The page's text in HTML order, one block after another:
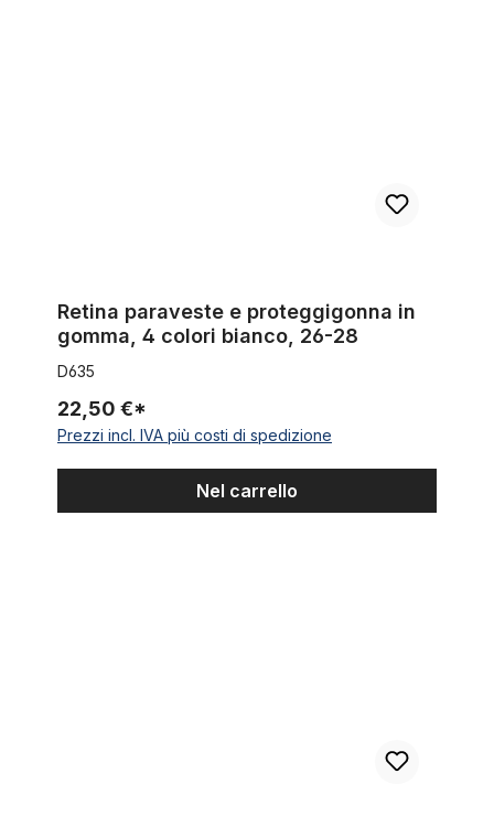
Retina paraveste e proteggigonna in
gomma, 4 colori bianco, 26-28
D635
22,50 €*
Prezzi incl. IVA più costi di spedizione
Nel carrello